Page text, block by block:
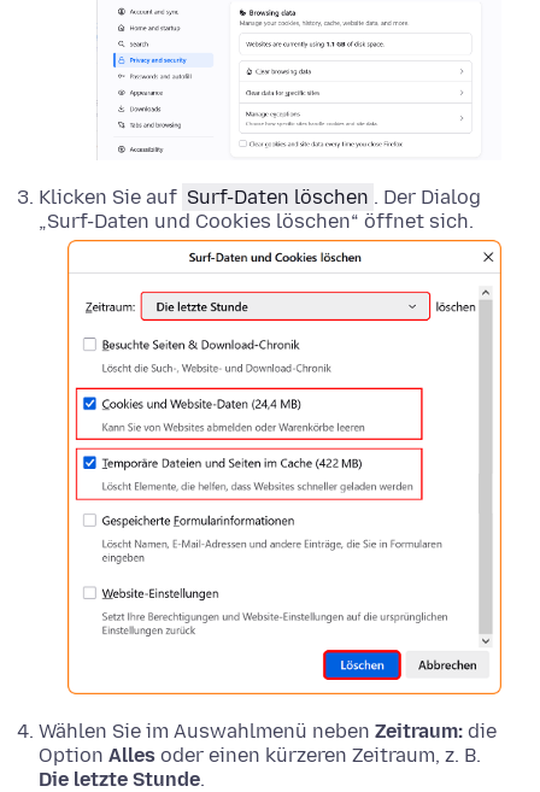
Klicken Sie auf Surf-Daten löschen . Der Dialog
„Surf-Daten und Cookies löschen“ öffnet sich.
Wählen Sie im Auswahlmenü neben Zeitraum: die
Option Alles oder einen kürzeren Zeitraum, z. B.
Die letzte Stunde.